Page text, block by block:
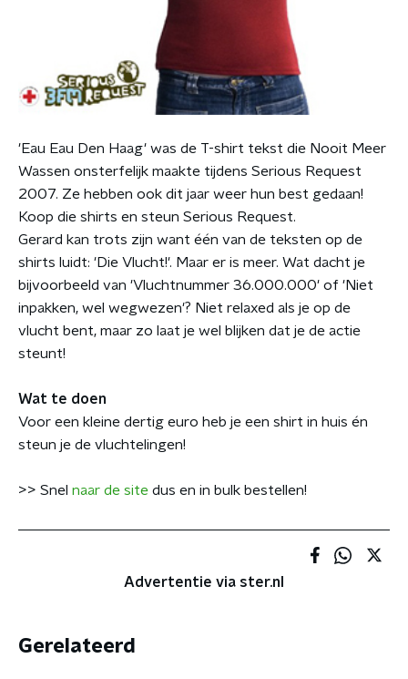
'Eau Eau Den Haag' was de T-shirt tekst die Nooit Meer
Wassen onsterfelijk maakte tijdens Serious Request
2007. Ze hebben ook dit jaar weer hun best gedaan!
Koop die shirts en steun Serious Request.
Gerard kan trots zijn want één van de teksten op de
shirts luidt: 'Die Vlucht!'. Maar er is meer. Wat dacht je
bijvoorbeeld van 'Vluchtnummer 36.000.000' of 'Niet
inpakken, wel wegwezen'? Niet relaxed als je op de
vlucht bent, maar zo laat je wel blijken dat je de actie
steunt!
Wat te doen
Voor een kleine dertig euro heb je een shirt in huis én
steun je de vluchtelingen!
>> Snel naar de site dus en in bulk bestellen!
Advertentie via ster.nl
Gerelateerd